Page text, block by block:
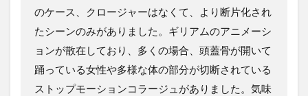
のケース、クロージャーはなくて、より断片化され
たシーンのみがありました。ギリアムのアニメーシ
ョンが散在しており、多くの場合、頭蓋骨が開いて
踊っている女性や多様な体の部分が切断されている
ストップモーションコラージュがありました。気味